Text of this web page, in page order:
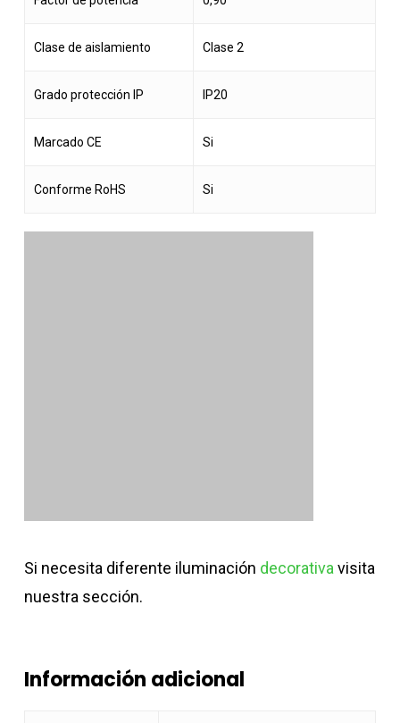
Clase de aislamiento Clase 2
Grado protección IP IP20
Marcado CE Si
Conforme RoHS Si
Si necesita diferente iluminación decorativavisita
nuestra sección.
Información adicional